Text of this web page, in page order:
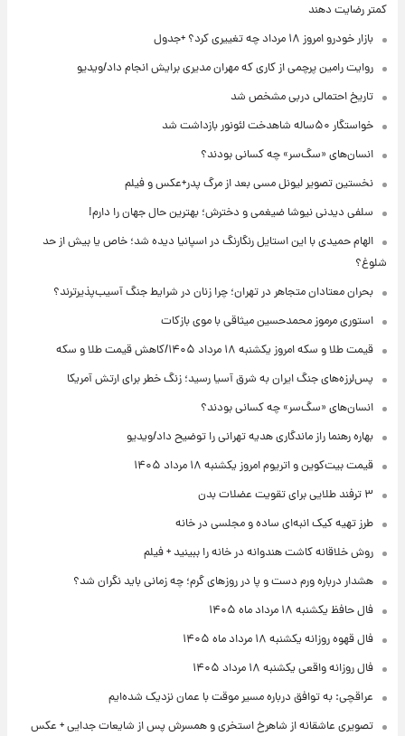
کمتر رضایت دهند
بازار خودرو امروز ۱۸ مرداد چه تغییری کرد؟ +جدول
روایت رامین پرچمی از کاری که مهران مدیری برایش انجام داد/ویدیو
تاریخ احتمالی دربی مشخص شد
خواستگار ۵۰ساله شاهدخت لئونور بازداشت شد
انسان‌های «سگ‌سر» چه کسانی بودند؟
نخستین تصویر لیونل مسی بعد از مرگ پدر+عکس و فیلم
سلفی دیدنی نیوشا ضیغمی و دخترش؛ بهترین حال جهان را دارم!
الهام حمیدی با این استایل رنگارنگ در اسپانیا دیده شد؛ خاص یا بیش از حد
شلوغ؟
بحران معتادان متجاهر در تهران؛ چرا زنان در شرایط جنگ آسیب‌پذیرترند؟
استوری مرموز محمدحسین میثاقی با موی بازکات
قیمت طلا و سکه امروز یکشنبه ۱۸ مرداد ۱۴۰۵/کاهش قیمت طلا و سکه
پس‌لرزه‌های جنگ ایران به شرق آسیا رسید؛ زنگ خطر برای ارتش آمریکا
انسان‌های «سگ‌سر» چه کسانی بودند؟
بهاره رهنما راز ماندگاری هدیه تهرانی را توضیح داد/ویدیو
قیمت بیت‌کوین و اتریوم امروز یکشنبه ۱۸ مرداد ۱۴۰۵
۳ ترفند طلایی برای تقویت عضلات بدن
طرز تهیه کیک انبه‌ای ساده و مجلسی در خانه
روش خلاقانه کاشت هندوانه در خانه را ببینید + فیلم
هشدار درباره ورم دست و پا در روزهای گرم؛ چه زمانی باید نگران شد؟
فال حافظ یکشنبه ۱۸ مرداد ماه ۱۴۰۵
فال قهوه روزانه یکشنبه ۱۸ مرداد ماه ۱۴۰۵
فال روزانه واقعی یکشنبه ۱۸ مرداد ۱۴۰۵
عراقچی: به توافق درباره مسیر موقت با عمان نزدیک شده‌ایم
تصویری عاشقانه از شاهرخ استخری و همسرش پس از شایعات جدایی + عکس